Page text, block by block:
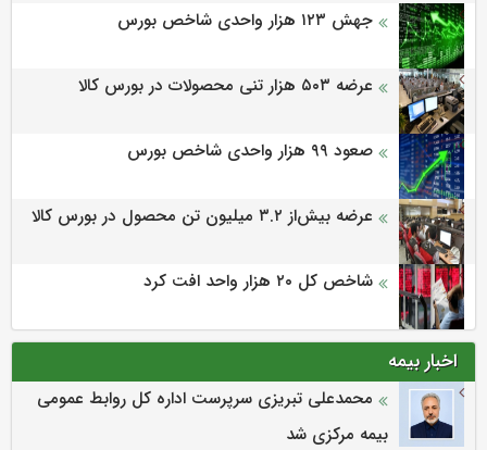
جهش ۱۲۳ هزار واحدی شاخص بورس
عرضه ۵۰۳ هزار تنی محصولات در بورس کالا
صعود ۹۹ هزار واحدی شاخص بورس
عرضه بیش‌از ۳.۲ میلیون تن محصول در بورس کالا
شاخص کل ۲۰ هزار واحد افت کرد
اخبار بیمه
محمدعلی تبریزی سرپرست اداره كل روابط عمومی
بیمه مركزی شد